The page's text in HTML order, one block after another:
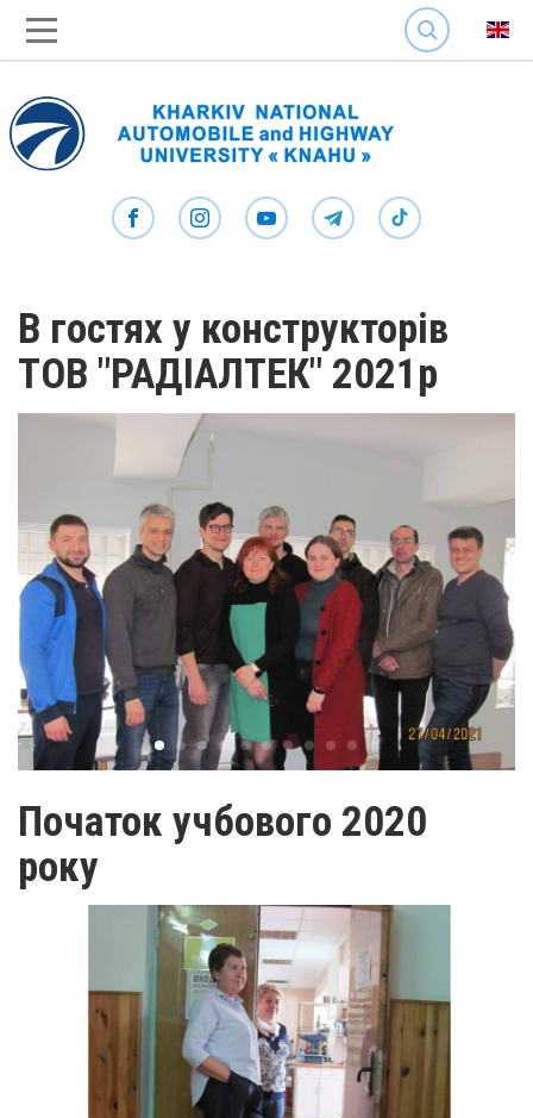
SEARCH
В гостях у конструкторів
ТОВ "РАДІАЛТЕК" 2021р
Початок учбового 2020
року